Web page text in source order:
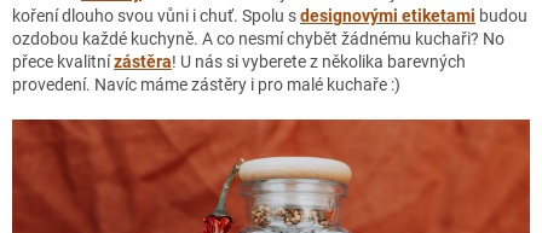
koření dlouho svou vůni i chuť. Spolu sdesignovými etiketami budou
ozdobou každé kuchyně. A co nesmí chybět žádnému kuchaři? No
přece kvalitnízástěra! U nás si vyberete z několika barevných
provedení. Navíc máme zástěry i pro malé kuchaře :)